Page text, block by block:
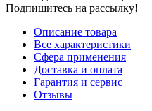
Подпишитесь на рассылку!
Описание товара
Все характеристики
Сфера применения
Доставка и оплата
Гарантия и сервис
Отзывы